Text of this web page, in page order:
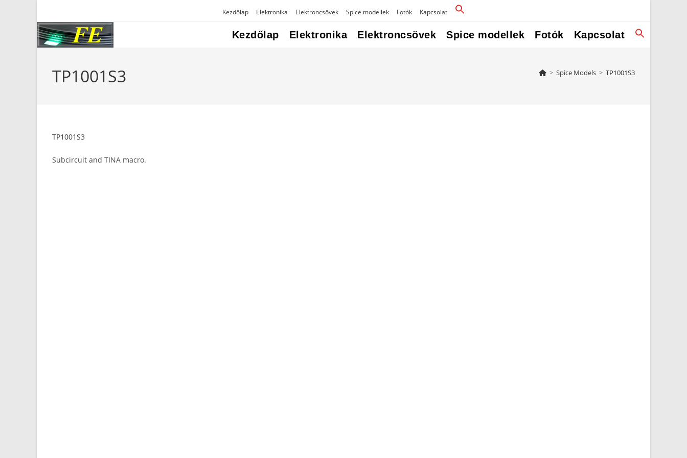
Kezdőlap Elektronika Elektroncsövek Spice modellek Fotók Kapcsolat
Kezdőlap Elektronika Elektroncsövek Spice modellek Fotók Kapcsolat
TP1001S3 > Spice Models > TP1001S3
TP1001S3
Subcircuit and TINA macro.